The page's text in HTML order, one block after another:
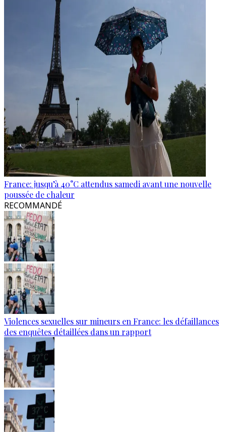
France: jusqu’à 40°C attendus samedi avant une nouvelle
poussée de chaleur
RECOMMANDÉ
Violences sexuelles sur mineurs en France: les défaillances
des enquêtes détaillées dans un rapport